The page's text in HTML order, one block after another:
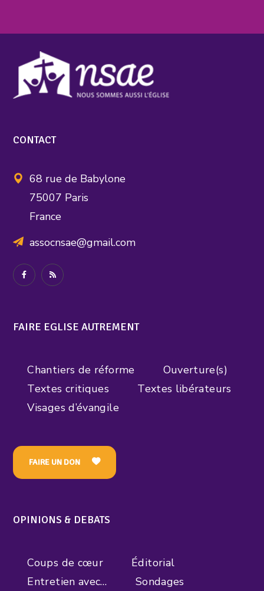
CONTACT
68 rue de Babylone
75007 Paris
France
assocnsae@gmail.com
FAIRE EGLISE AUTREMENT
Chantiers de réforme
Ouverture(s)
Textes critiques
Textes libérateurs
Visages d’évangile
FAIRE UN DON
OPINIONS & DEBATS
Coups de cœur
Éditorial
Entretien avec…
Sondages